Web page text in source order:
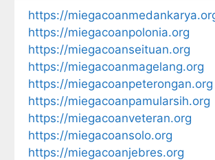
https://
https://miegacoanpolonia.org
https://miegacoanseituan.org
https://miegacoanmagelang.org
https://miegacoanpeterongan.org
https://miegacoanpamularsih.org
https://miegacoanveteran.org
https://miegacoansolo.org
https://miegacoanjebres.org